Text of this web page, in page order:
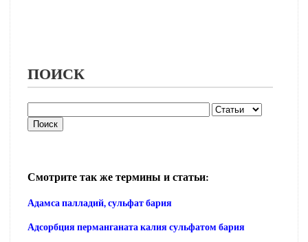
ПОИСК
Смотрите так же термины и статьи:
Адамса палладий, сульфат бария
Адсорбция перманганата калия сульфатом бария